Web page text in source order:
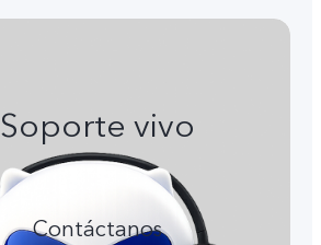
Soporte vivo
Contáctanos